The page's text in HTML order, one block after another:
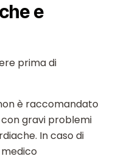
e
prima di
è raccomandato
gravi problemi
In caso di